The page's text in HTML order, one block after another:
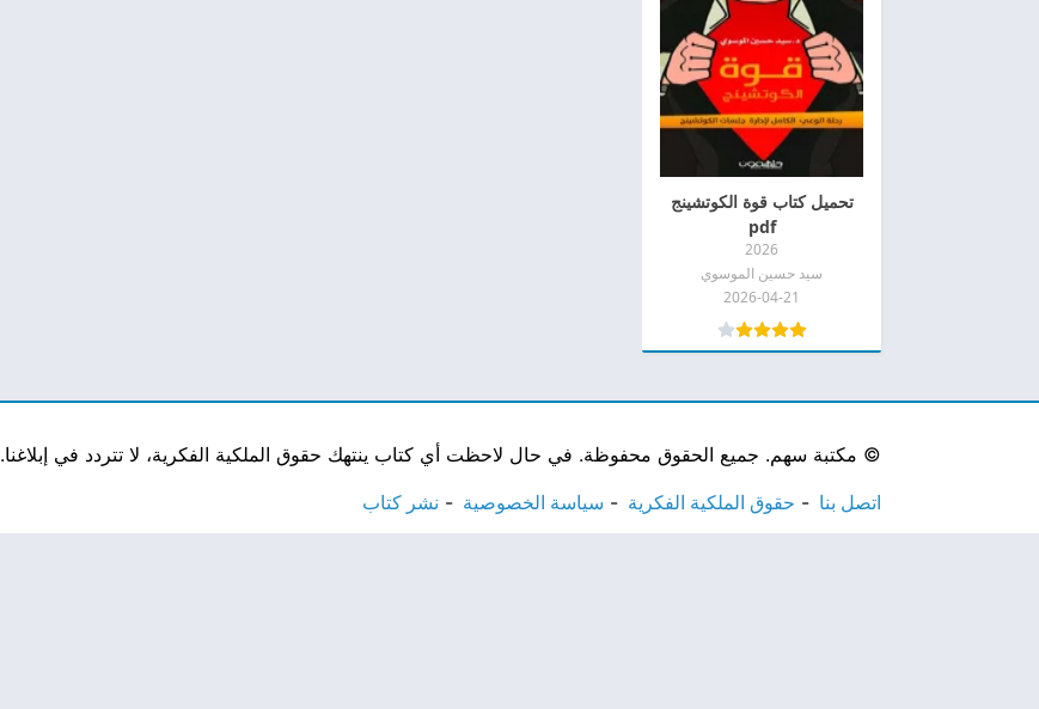
تحميل كتاب قوة الكوتشينج
pdf
2026
سيد حسين الموسوي
2026-04-21
© مكتبة سهم. جميع الحقوق محفوظة. في حال لاحظت أي كتاب ينتهك حقوق الملكية الفكرية، لا تتردد في إبلاغنا.
اتصل بنا حقوق الملكية الفكرية سياسة الخصوصية نشر كتاب